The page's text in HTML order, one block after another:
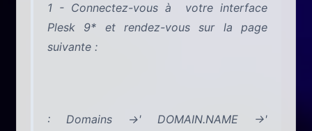
1 - Connectez-vous à votre interface
Plesk 9* et rendez-vous sur la page
suivante :
: Domains ->' DOMAIN.NAME ->'